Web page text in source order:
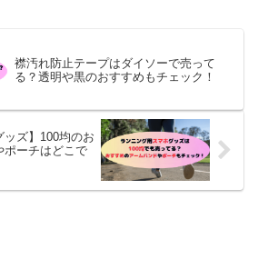
襟汚れ防止テープはダイソーで売って
る？透明や黒のおすすめもチェック！
ッズ】100均のお
ポーチはどこで